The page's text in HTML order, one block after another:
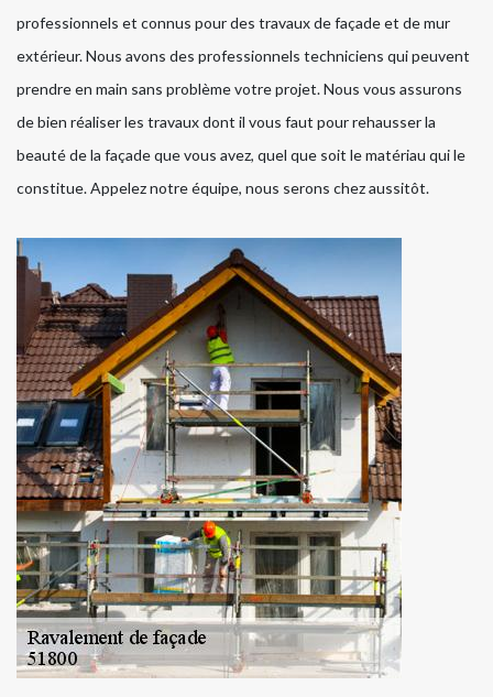
professionnels et connus pour des travaux de façade et de mur
extérieur. Nous avons des professionnels techniciens qui peuvent
prendre en main sans problème votre projet. Nous vous assurons
de bien réaliser les travaux dont il vous faut pour rehausser la
beauté de la façade que vous avez, quel que soit le matériau qui le
constitue. Appelez notre équipe, nous serons chez aussitôt.